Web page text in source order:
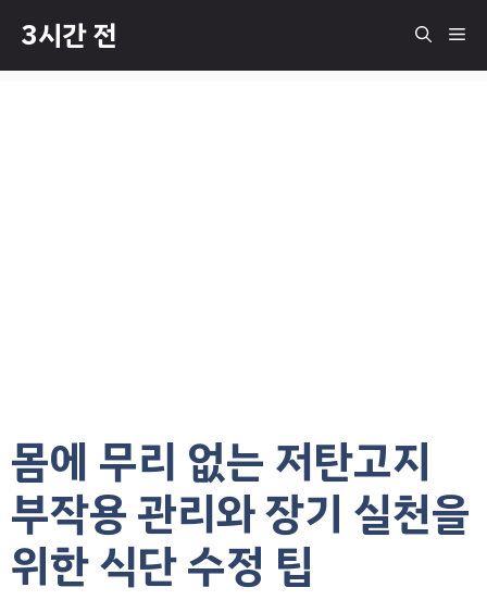
츠
3시간 전 메
몸에 무리 없는 저탄고지
부작용 관리와 장기 실천을
위한 식단 수정 팁